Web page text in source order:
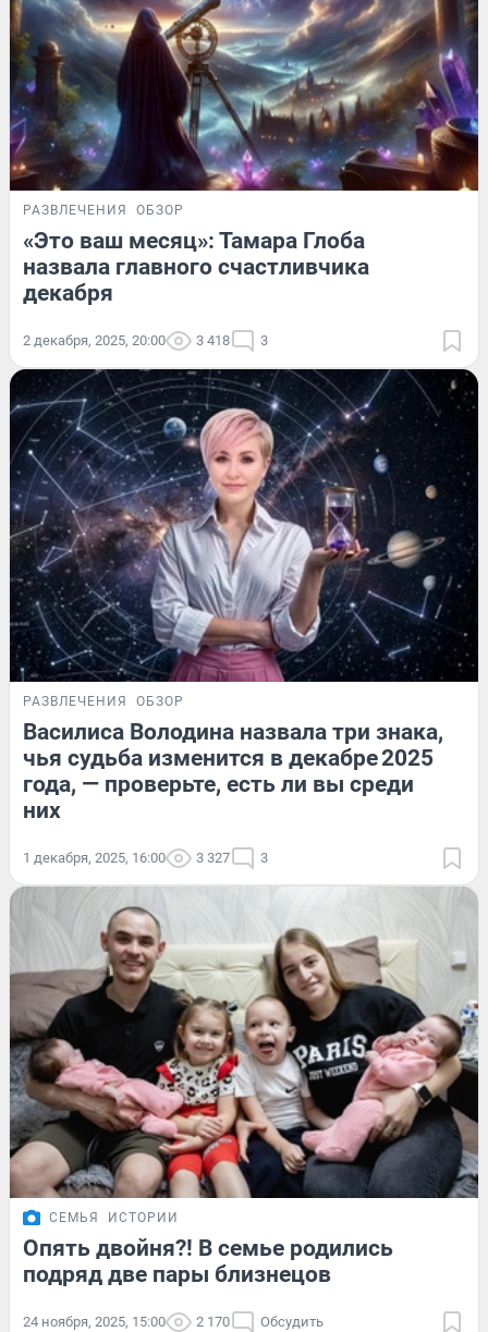
РАЗВЛЕЧЕНИЯ ОБЗОР
«Это ваш месяц»: Тамара Глоба
назвала главного счастливчика
декабря
2 декабря, 2025, 20:00 3 418 3
РАЗВЛЕЧЕНИЯ ОБЗОР
Василиса Володина назвала три знака,
чья судьба изменится в декабре 2025
года, — проверьте, есть ли вы среди
них
1 декабря, 2025, 16:00 3 327 3
СЕМЬЯ ИСТОРИИ
Опять двойня?! В семье родились
подряд две пары близнецов
24 ноября, 2025, 15:00 2 170 Обсудить